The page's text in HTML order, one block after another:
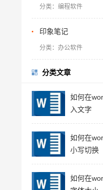
分类：编程软件
印象笔记
分类：办公软件
分类文章
如何在
入文字
如何在
小写切换
如何在